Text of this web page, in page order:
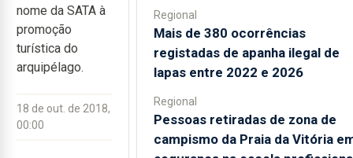
nome da SATA à
promoção
turística do
arquipélago.
18 de out. de 2018,
00:00
Regional
Mais de 380 ocorrências
registadas de apanha ilegal de
lapas entre 2022 e 2026
Regional
Pessoas retiradas de zona de
campismo da Praia da Vitória